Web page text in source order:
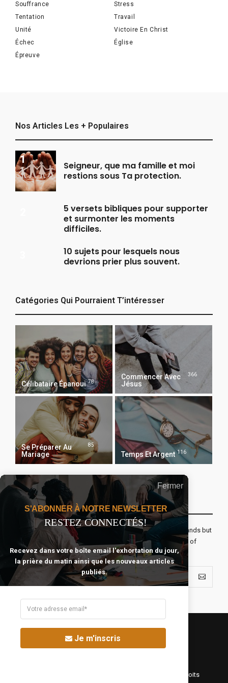
Souffrance
Stress
Tentation
Travail
Unité
Victoire En Christ
Échec
Église
Épreuve
Nos Articles Les + Populaires
Seigneur, que ma famille et moi
restions sous Ta protection.
5 versets bibliques pour supporter
et surmonter les moments
difficiles.
10 sujets pour lesquels nous
devrions prier plus souvent.
Catégories Qui Pourraient T’intéresser
Célibataire Épanoui 78
Commencer Avec
Jésus
366
Se Préparer Au
Mariage
85
Temps Et Argent 116
Recevoir Notre Newsletter Chaque Matin
The real voyage of discovery consists not in seeking new lands but
seeing with new eyes. All journeys have secret destinations of
which the traveler is unaware.
©Fréquence Chrétienne Production 2016-2025. Tous droits
Fermer
S'ABONNER À NOTRE NEWSLETTER
RESTEZ CONNECTÉS!
Recevez dans votre boîte email l'exhortation du jour,
la prière du matin ainsi que les nouveaux articles
publiés.
Je m'inscris